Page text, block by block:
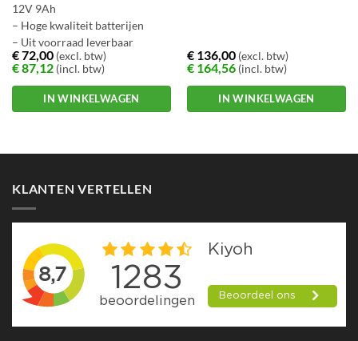
12V 9Ah
– Hoge kwaliteit batterijen
– Uit voorraad leverbaar
€72,00(excl. btw)
€87,12(incl. btw)
IN WINKELWAGEN
€136,00(excl. btw)
€164,56(incl. btw)
IN WINKELWAGEN
KLANTEN VERTELLEN